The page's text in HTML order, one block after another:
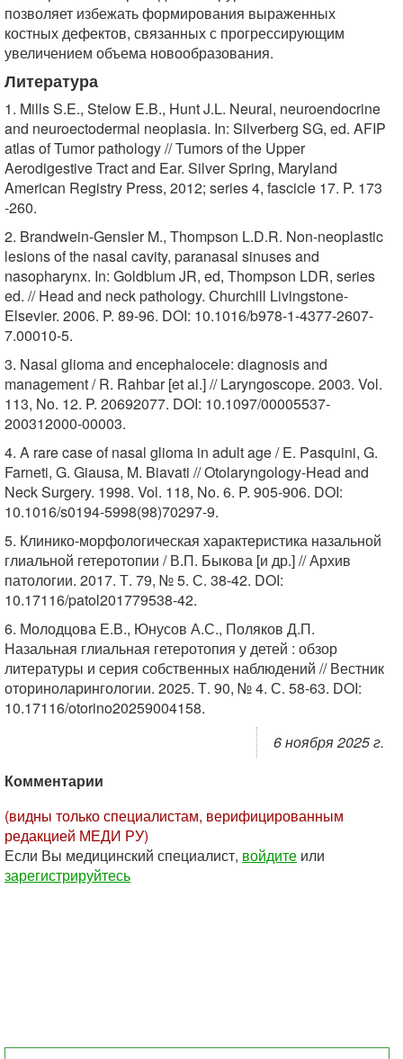
позволяет избежать формирования выраженных
костных дефектов, связанных с прогрессирующим
увеличением объема новообразования.
Литература
1. Mills S.E., Stelow E.B., Hunt J.L. Neural, neuroendocrine
and neuroectodermal neoplasia. In: Silverberg SG, ed. AFIP
atlas of Tumor pathology // Tumors of the Upper
Aerodigestive Tract and Ear. Silver Spring, Maryland
American Registry Press, 2012; series 4, fascicle 17. P. 173
-260.
2. Brandwein-Gensler M., Thompson L.D.R. Non-neoplastic
lesions of the nasal cavity, paranasal sinuses and
nasopharynx. In: Goldblum JR, ed, Thompson LDR, series
ed. // Head and neck pathology. Churchill Livingstone-
Elsevier. 2006. P. 89-96. DOI: 10.1016/b978-1-4377-2607-
7.00010-5.
3. Nasal glioma and encephalocele: diagnosis and
management / R. Rahbar [et al.] // Laryngoscope. 2003. Vol.
113, No. 12. P. 20692077. DOI: 10.1097/00005537-
200312000-00003.
4. A rare case of nasal glioma in adult age / E. Pasquini, G.
Farneti, G. Giausa, M. Biavati // Otolaryngology-Head and
Neck Surgery. 1998. Vol. 118, No. 6. P. 905-906. DOI:
10.1016/s0194-5998(98)70297-9.
5. Клинико-морфологическая характеристика назальной
глиальной гетеротопии / В.П. Быкова [и др.] // Архив
патологии. 2017. Т. 79, № 5. С. 38-42. DOI:
10.17116/patol201779538-42.
6. Молодцова Е.В., Юнусов А.С., Поляков Д.П.
Назальная глиальная гетеротопия у детей : обзор
литературы и серия собственных наблюдений // Вестник
оториноларингологии. 2025. Т. 90, № 4. С. 58-63. DOI:
10.17116/otorino20259004158.
6 ноября 2025 г.
Комментарии
(видны только специалистам, верифицированным
редакцией МЕДИ РУ)
Если Вы медицинский специалист, войдите или
зарегистрируйтесь